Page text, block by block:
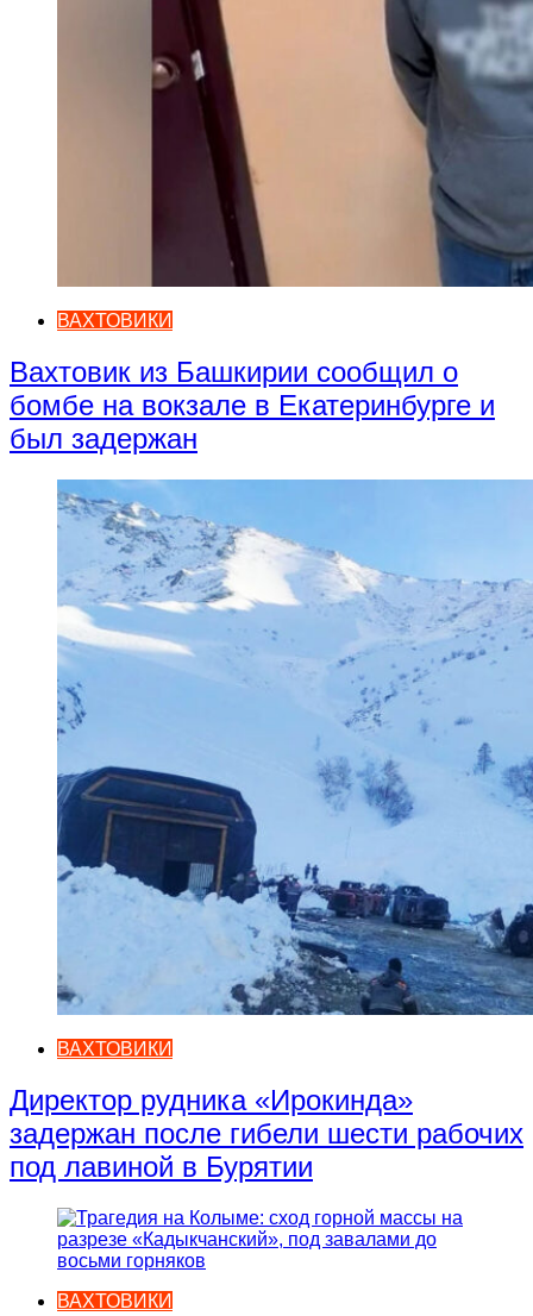
ВАХТОВИКИ
Вахтовик из Башкирии сообщил о
бомбе на вокзале в Екатеринбурге и
был задержан
ВАХТОВИКИ
Директор рудника «Ирокинда»
задержан после гибели шести рабочих
под лавиной в Бурятии
ВАХТОВИКИ